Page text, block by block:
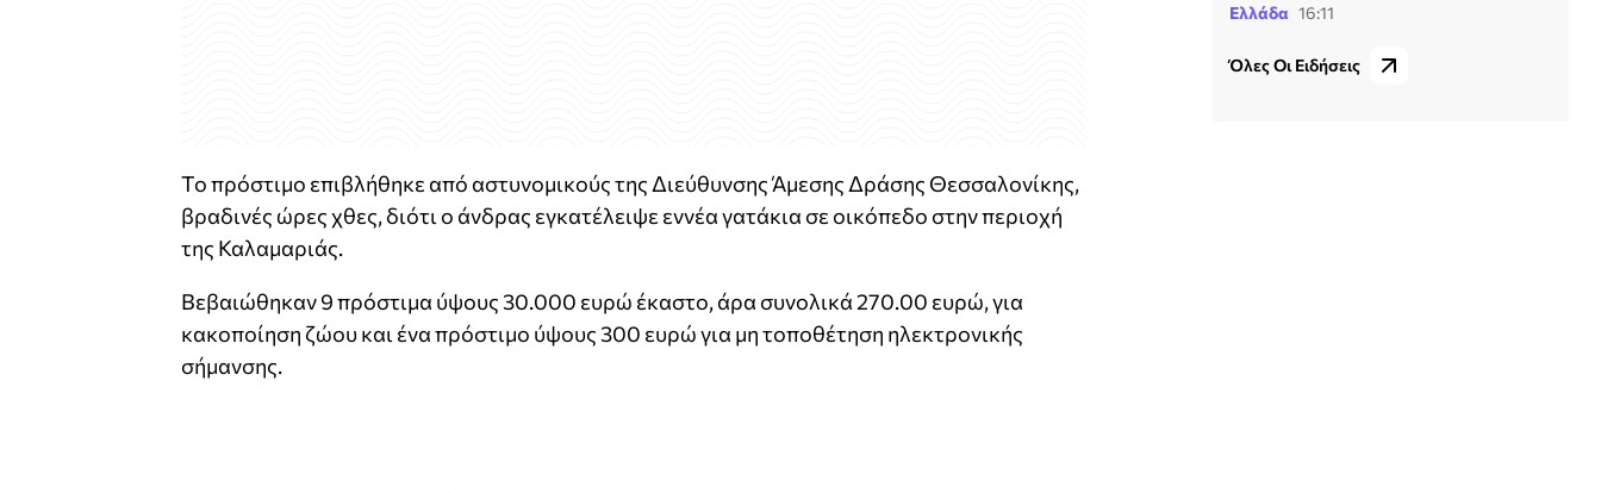
Το πρόστιμο επιβλήθηκε από αστυνομικούς της Διεύθυνσης Άμεσης Δράσης Θεσσαλονίκης,
βραδινές ώρες χθες, διότι ο άνδρας εγκατέλειψε εννέα γατάκια σε οικόπεδο στην περιοχή
της Καλαμαριάς.
Βεβαιώθηκαν 9 πρόστιμα ύψους 30.000 ευρώ έκαστο, άρα συνολικά 270.00 ευρώ, για
κακοποίηση ζώου και ένα πρόστιμο ύψους 300 ευρώ για μη τοποθέτηση ηλεκτρονικής
σήμανσης.
Ελλάδα 16:11
Όλες Οι Ειδήσεις